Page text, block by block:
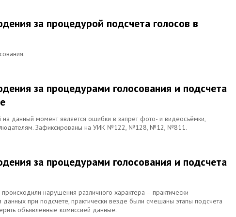
за процедурой подсчета голосов в
за процедурами голосования и подсчета
данный момент является ошибки в запрет фото- и видеосъёмки,
Зафиксированы на УИК №122, №128, №12, №811.
за процедурами голосования и подсчета
нарушения различного характера – практически
при подсчете, практически везде были смешаны этапы подсчета
объявленные комиссией данные.